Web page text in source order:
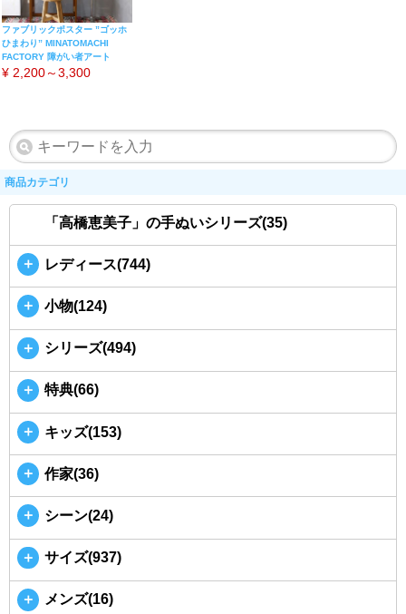
ファブリックポスター ”ゴッホ
ひまわり” MINATOMACHI
FACTORY 障がい者アート
¥ 2,200～3,300
商品カテゴリ
「高橋恵美子」の手ぬいシリーズ(35)
＋ レディース(744)
＋ 小物(124)
＋ シリーズ(494)
＋ 特典(66)
＋ キッズ(153)
＋ 作家(36)
＋ シーン(24)
＋ サイズ(937)
＋ メンズ(16)